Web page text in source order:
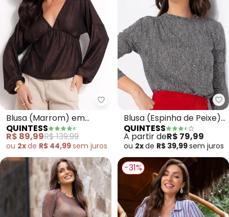
Quintess - Blusa (Marrom) em
Blusa (Marrom) em
Malha Canelada com
Lurex
QUINTESS
R$ 89,99R$ 139,99
ou 2xde R$ 44,99sem juros
Blusa (Espinha de Peixe)
em Malha de Viscose
QUINTESS
A partir deR$ 79,99
ou 2xde R$ 39,99sem juros
-31%